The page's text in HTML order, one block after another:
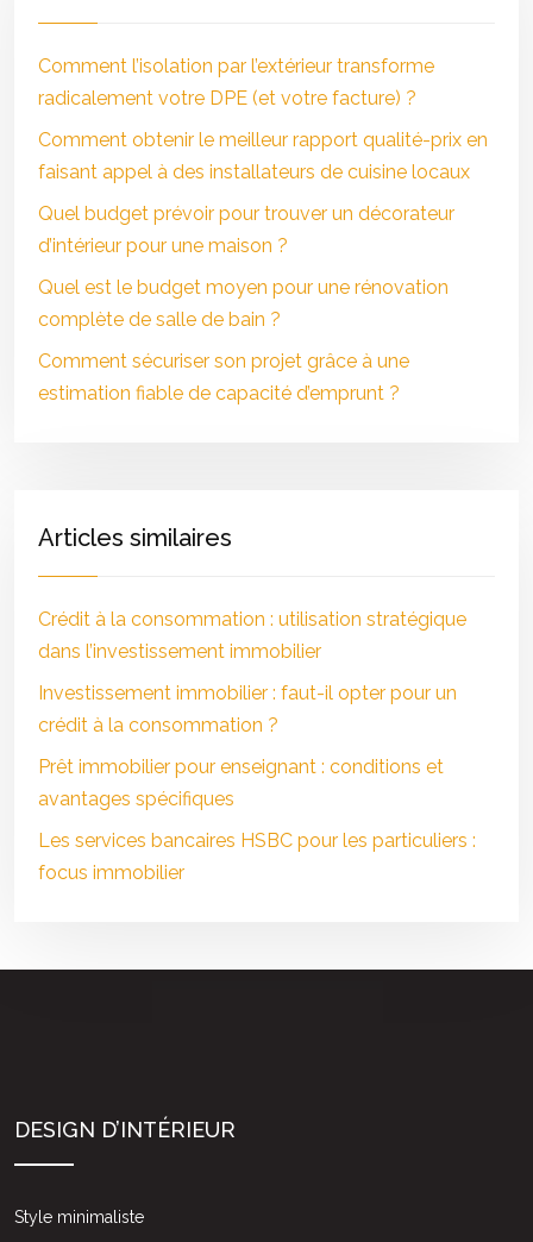
Comment l’isolation par l’extérieur transforme
radicalement votre DPE (et votre facture) ?
Comment obtenir le meilleur rapport qualité-prix en
faisant appel à des installateurs de cuisine locaux
Quel budget prévoir pour trouver un décorateur
d’intérieur pour une maison ?
Quel est le budget moyen pour une rénovation
complète de salle de bain ?
Comment sécuriser son projet grâce à une
estimation fiable de capacité d’emprunt ?
Articles similaires
Crédit à la consommation : utilisation stratégique
dans l’investissement immobilier
Investissement immobilier : faut-il opter pour un
crédit à la consommation ?
Prêt immobilier pour enseignant : conditions et
avantages spécifiques
Les services bancaires HSBC pour les particuliers :
focus immobilier
DESIGN D’INTÉRIEUR
Style minimaliste